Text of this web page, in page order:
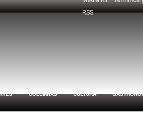
RSS
COLUMNAS CULTURA